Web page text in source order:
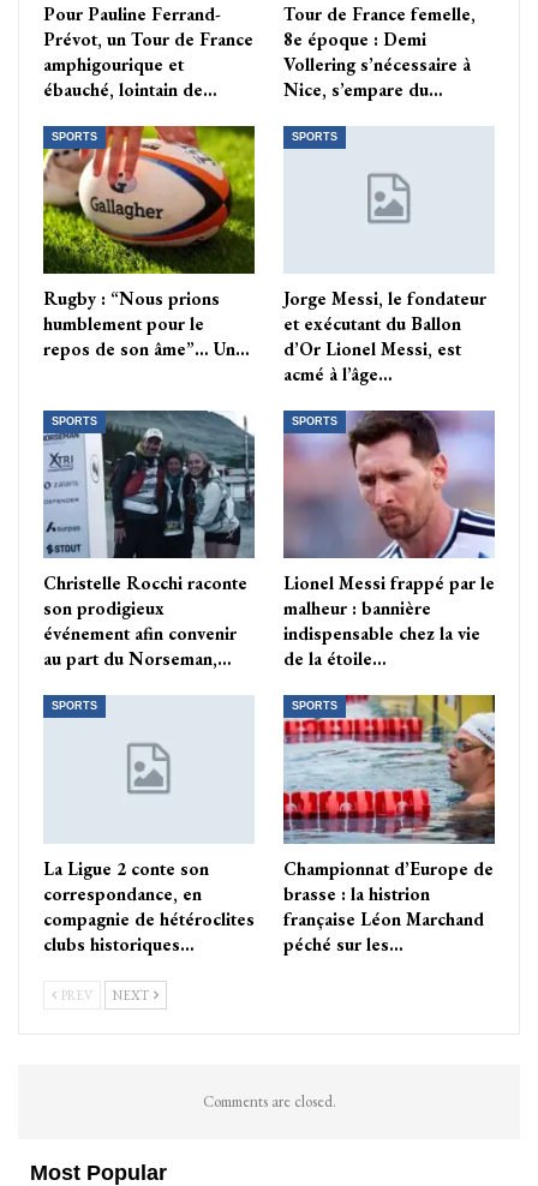
Pour Pauline Ferrand-
Prévot, un Tour de France
amphigourique et
ébauché, lointain de…
Tour de France femelle,
8e époque : Demi
Vollering s’nécessaire à
Nice, s’empare du…
SPORTS
Rugby : “Nous prions
humblement pour le
repos de son âme”… Un…
SPORTS
Jorge Messi, le fondateur
et exécutant du Ballon
d’Or Lionel Messi, est
acmé à l’âge…
SPORTS
Christelle Rocchi raconte
son prodigieux
événement afin convenir
au part du Norseman,…
SPORTS
Lionel Messi frappé par le
malheur : bannière
indispensable chez la vie
de la étoile…
SPORTS
La Ligue 2 conte son
correspondance, en
compagnie de hétéroclites
clubs historiques…
SPORTS
Championnat d’Europe de
brasse : la histrion
française Léon Marchand
péché sur les…
PREV NEXT
Comments are closed.
Most Popular